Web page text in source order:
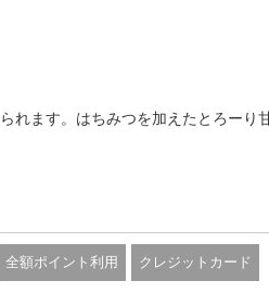
ます。はちみつを加えたとろーり
全額ポイント利用 クレジットカード